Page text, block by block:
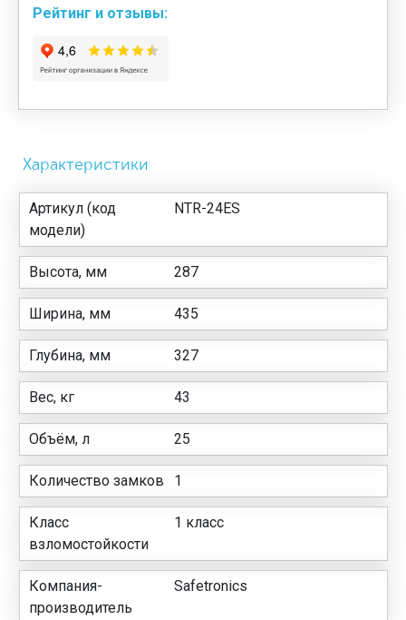
Рейтинг и отзывы:
Характеристики
Артикул (код
модели)
NTR-24ES
Высота, мм 287
Ширина, мм 435
Глубина, мм 327
Вес, кг 43
Объём, л 25
Количество замков 1
Класс
взломостойкости
1 класс
Компания-
производитель
Safetronics